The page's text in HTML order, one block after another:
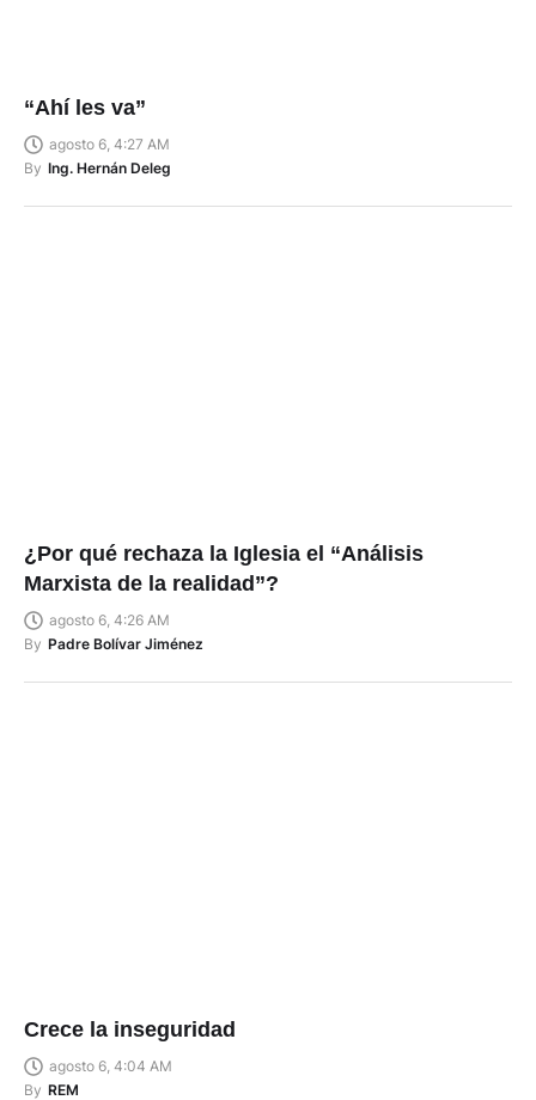
“Ahí les va”
agosto 6, 4:27 AM
By Ing. Hernán Deleg
¿Por qué rechaza la Iglesia el “Análisis
Marxista de la realidad”?
agosto 6, 4:26 AM
By Padre Bolívar Jiménez
Crece la inseguridad
agosto 6, 4:04 AM
By REM